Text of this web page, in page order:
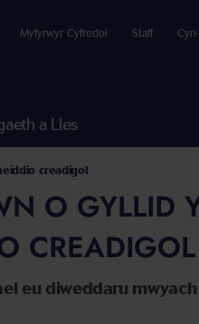
Myfyrwyr Cyfredol Staff
a Lles
creadigol
O GYLLID
CREADIGOL
eu diweddaru mwyach